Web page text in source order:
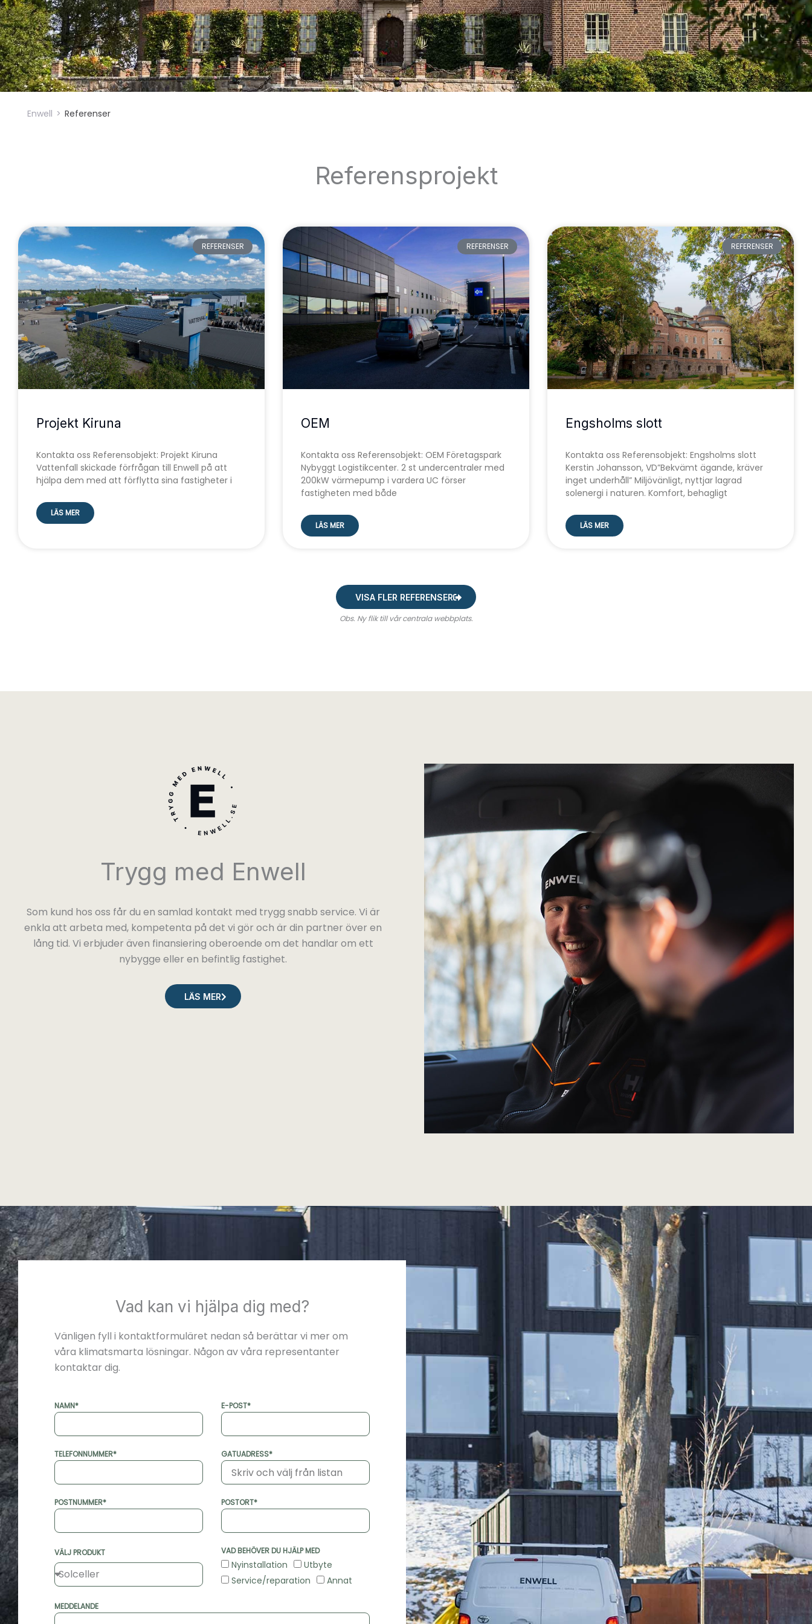
Enwell > Referenser
Referensprojekt
REFERENSER
Projekt Kiruna
Kontakta oss Referensobjekt: Projekt Kiruna
Vattenfall skickade förfrågan till Enwell på att
hjälpa dem med att förflytta sina fastigheter i
LÄS MER
REFERENSER
OEM
Kontakta oss Referensobjekt: OEM Företagspark
Nybyggt Logistikcenter. 2 st undercentraler med
200kW värmepump i vardera UC förser
fastigheten med både
LÄS MER
REFERENSER
Engsholms slott
Kontakta oss Referensobjekt: Engsholms slott
Kerstin Johansson, VD”Bekvämt ägande, kräver
inget underhåll” Miljövänligt, nyttjar lagrad
solenergi i naturen. Komfort, behagligt
LÄS MER
VISA FLER REFERENSER
Obs. Ny flik till vår centrala webbplats.
Trygg med Enwell
Som kund hos oss får du en samlad kontakt med trygg snabb service. Vi är
enkla att arbeta med, kompetenta på det vi gör och är din partner över en
lång tid. Vi erbjuder även finansiering oberoende om det handlar om ett
nybygge eller en befintlig fastighet.
LÄS MER
Vad kan vi hjälpa dig med?
Vänligen fyll i kontaktformuläret nedan så berättar vi mer om
våra klimatsmarta lösningar. Någon av våra representanter
kontaktar dig.
NAMN* E-POST*
TELEFONNUMMER* GATUADRESS*
POSTNUMMER* POSTORT*
VÄLJ PRODUKT VAD BEHÖVER DU HJÄLP MED
Nyinstallation
Utbyte
Service/reparation
Annat
MEDDELANDE